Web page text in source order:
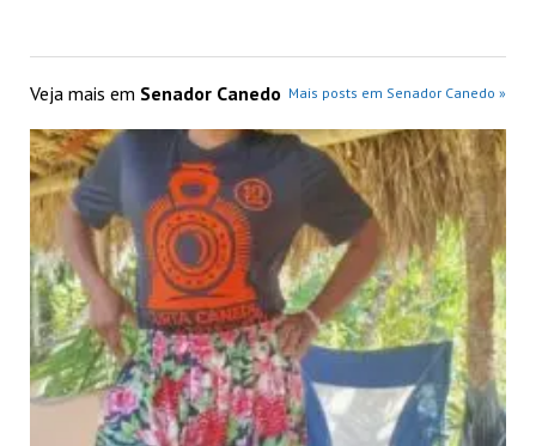
Veja mais em Senador Canedo Mais posts em Senador Canedo »